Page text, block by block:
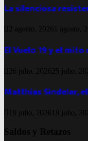
La silenciosa
2 agosto, 2026 1 agosto,
El Vuelo 19 y el
26 julio, 2026 25 julio,
Matthias Sindelar,
19 julio, 2026 18 julio,
Saldos y Retazos